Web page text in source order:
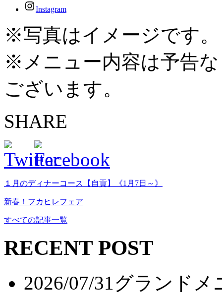
Instagram
※写真はイメージです。
※メニュー内容は予告
ございます。
SHARE
１月のディナーコース【自貢】《1月7日～》
新春！フカヒレフェア
すべての記事一覧
RECENT POST
2026/07/31 グランドメ